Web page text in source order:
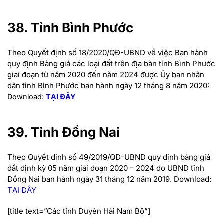
38. Tỉnh Bình Phước
Theo Quyết định số 18/2020/QĐ-UBND về việc Ban hành
quy định Bảng giá các loại đất trên địa bàn tỉnh Bình Phước
giai đoạn từ năm 2020 đến năm 2024 được Ủy ban nhân
dân tỉnh Bình Phước ban hành ngày 12 tháng 8 năm 2020:
Download: TẠI ĐÂY
39. Tỉnh Đồng Nai
Theo Quyết định số 49/2019/QĐ-UBND quy định bảng giá
đất định kỳ 05 năm giai đoạn 2020 – 2024 do UBND tỉnh
Đồng Nai ban hành ngày 31 tháng 12 năm 2019. Download:
TẠI ĐÂY
[title text=”Các tỉnh Duyên Hải Nam Bộ”]